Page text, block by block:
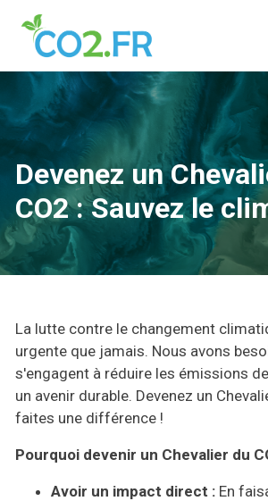
Devenez un
CO2 : Sauvez le
La lutte contre le changement
urgente que jamais. Nous avons
s'engagent à réduire les émissions
un avenir durable. Devenez un
faites une différence !
Pourquoi devenir un Chevalier du
Avoir un impact direct : En